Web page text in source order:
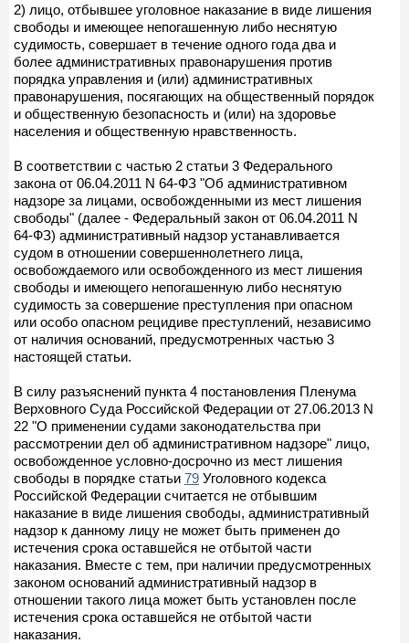
2) лицо, отбывшее уголовное наказание в виде лишения
свободы и имеющее непогашенную либо неснятую
судимость, совершает в течение одного года два и
более административных правонарушения против
порядка управления и (или) административных
правонарушения, посягающих на общественный порядок
и общественную безопасность и (или) на здоровье
населения и общественную нравственность.
В соответствии с частью 2 статьи 3 Федерального
закона от 06.04.2011 N 64-ФЗ "Об административном
надзоре за лицами, освобожденными из мест лишения
свободы" (далее - Федеральный закон от 06.04.2011 N
64-ФЗ) административный надзор устанавливается
судом в отношении совершеннолетнего лица,
освобождаемого или освобожденного из мест лишения
свободы и имеющего непогашенную либо неснятую
судимость за совершение преступления при опасном
или особо опасном рецидиве преступлений, независимо
от наличия оснований, предусмотренных частью 3
настоящей статьи.
В силу разъяснений пункта 4 постановления Пленума
Верховного Суда Российской Федерации от 27.06.2013 N
22 "О применении судами законодательства при
рассмотрении дел об административном надзоре" лицо,
освобожденное условно-досрочно из мест лишения
свободы в порядке статьи 79 Уголовного кодекса
Российской Федерации считается не отбывшим
наказание в виде лишения свободы, административный
надзор к данному лицу не может быть применен до
истечения срока оставшейся не отбытой части
наказания. Вместе с тем, при наличии предусмотренных
законом оснований административный надзор в
отношении такого лица может быть установлен после
истечения срока оставшейся не отбытой части
наказания.